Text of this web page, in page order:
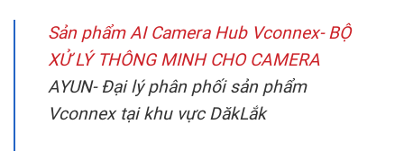
Sản phẩm AI Camera Hub Vconnex- BỘ
XỬ LÝ THÔNG MINH CHO CAMERA
AYUN- Đại lý phân phối sản phẩm
Vconnex tại khu vực DăkLắk